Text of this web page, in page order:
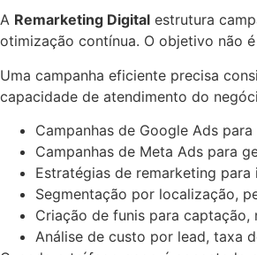
A Remarketing Digital estrutura
otimização contínua. O objetivo não
Uma campanha eficiente precisa
capacidade de atendimento do
Campanhas de Google Ads
Campanhas de Meta Ads para
Estratégias de remarketing
Segmentação por localização,
Criação de funis para
Análise de custo por lead, taxa